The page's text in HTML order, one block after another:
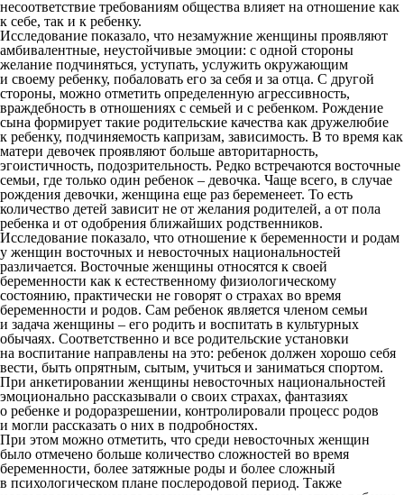
несоответствие требованиям общества влияет на отношение как
к себе, так и к ребенку.
Исследование показало, что незамужние женщины проявляют
амбивалентные, неустойчивые эмоции: с одной стороны
желание подчиняться, уступать, услужить окружающим
и своему ребенку, побаловать его за себя и за отца. С другой
стороны, можно отметить определенную агрессивность,
враждебность в отношениях с семьей и с ребенком. Рождение
сына формирует такие родительские качества как дружелюбие
к ребенку, подчиняемость капризам, зависимость. В то время как
матери девочек проявляют больше авторитарность,
эгоистичность, подозрительность. Редко встречаются восточные
семьи, где только один ребенок – девочка. Чаще всего, в случае
рождения девочки, женщина еще раз беременеет. То есть
количество детей зависит не от желания родителей, а от пола
ребенка и от одобрения ближайших родственников.
Исследование показало, что отношение к беременности и родам
у женщин восточных и невосточных национальностей
различается. Восточные женщины относятся к своей
беременности как к естественному физиологическому
состоянию, практически не говорят о страхах во время
беременности и родов. Сам ребенок является членом семьи
и задача женщины – его родить и воспитать в культурных
обычаях. Соответственно и все родительские установки
на воспитание направлены на это: ребенок должен хорошо себя
вести, быть опрятным, сытым, учиться и заниматься спортом.
При анкетировании женщины невосточных национальностей
эмоционально рассказывали о своих страхах, фантазиях
о ребенке и родоразрешении, контролировали процесс родов
и могли рассказать о них в подробностях.
При этом можно отметить, что среди невосточных женщин
было отмечено больше количество сложностей во время
беременности, более затяжные роды и более сложный
в психологическом плане послеродовой период. Также